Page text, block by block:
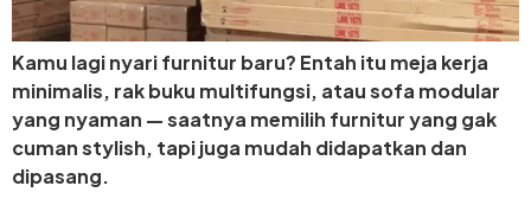
Kamu lagi nyari furnitur baru? Entah itu meja kerja
minimalis, rak buku multifungsi, atau sofa modular
yang nyaman — saatnya memilih furnitur yang gak
cuman stylish, tapi juga mudah didapatkan dan
dipasang.